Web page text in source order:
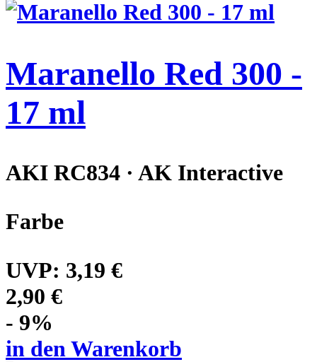
Maranello Red 300 -
17 ml
AKI RC834 · AK Interactive
Farbe
UVP: 3,19 €
2,90 €
- 9%
in den Warenkorb